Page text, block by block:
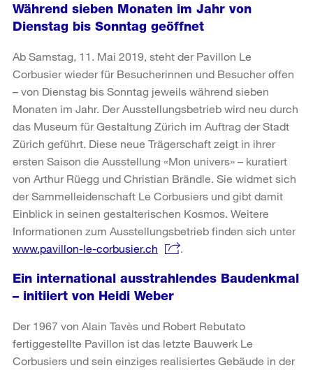
Während sieben Monaten im Jahr von
Dienstag bis Sonntag geöffnet
Ab Samstag, 11. Mai 2019, steht der Pavillon Le
Corbusier wieder für Besucherinnen und Besucher offen
– von Dienstag bis Sonntag jeweils während sieben
Monaten im Jahr. Der Ausstellungsbetrieb wird neu durch
das Museum für Gestaltung Zürich im Auftrag der Stadt
Zürich geführt. Diese neue Trägerschaft zeigt in ihrer
ersten Saison die Ausstellung «Mon univers» – kuratiert
von Arthur Rüegg und Christian Brändle. Sie widmet sich
der Sammelleidenschaft Le Corbusiers und gibt damit
Einblick in seinen gestalterischen Kosmos. Weitere
Informationen zum Ausstellungsbetrieb finden sich unter
www.pavillon-le-corbusier.ch
Ein international ausstrahlendes Baudenkmal
– initiiert von Heidi Weber
Der 1967 von Alain Tavès und Robert Rebutato
fertiggestellte Pavillon ist das letzte Bauwerk Le
Corbusiers und sein einziges realisiertes Gebäude in der